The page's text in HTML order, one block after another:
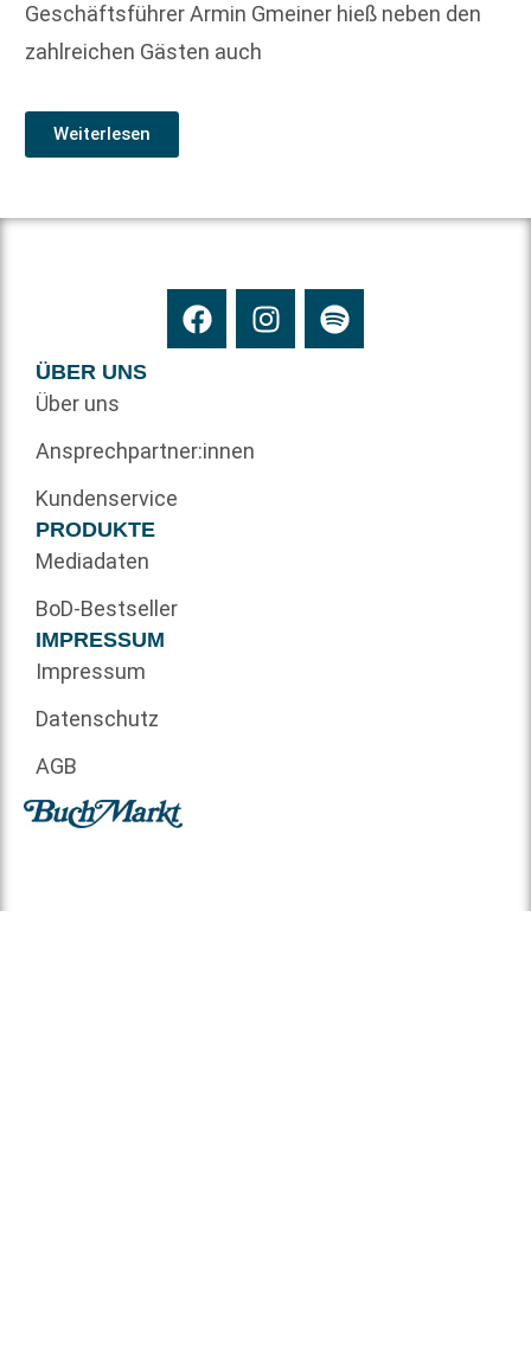
Geschäftsführer Armin Gmeiner hieß neben den
zahlreichen Gästen auch
Weiterlesen
ÜBER UNS
Über uns
Ansprechpartner:innen
Kundenservice
PRODUKTE
Mediadaten
BoD-Bestseller
IMPRESSUM
Impressum
Datenschutz
AGB